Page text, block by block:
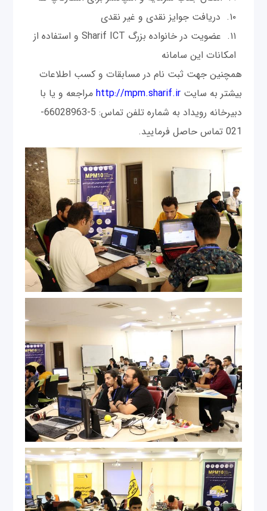
دریافت جوایز نقدی و غیر نقدی
عضویت در خانواده بزرگ Sharif ICT و استفاده از
امکانات این سامانه
همچنین جهت ثبت نام در مسابقات و کسب اطلاعات
بیشتر به سایتhttp://mpm.sharif.ir مراجعه و یا با
دبیرخانه رویداد به شماره تلفن تماس: 5-66028963-
021 تماس حاصل فرمایید.